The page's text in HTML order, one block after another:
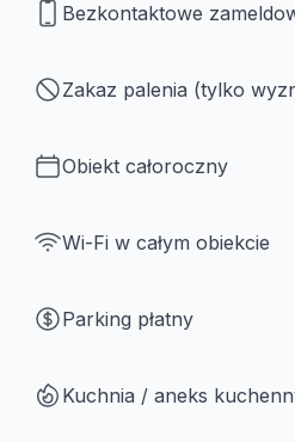
Bezkontaktowe
Zakaz palenia (tylko
Obiekt całoroczny
Wi-Fi w całym obiekcie
Parking płatny
Kuchnia / aneks